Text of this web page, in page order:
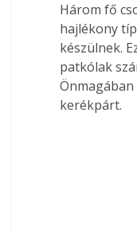
Három fő
hajlékony
készülnek.
patkólak
kerékpárt.